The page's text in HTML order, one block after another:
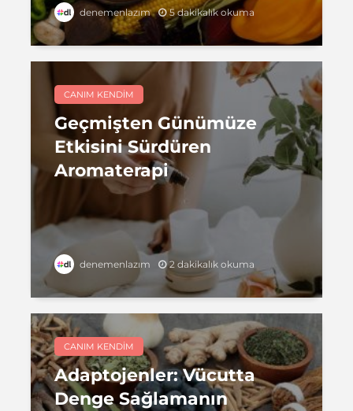
denemenlazım 5 dakikalık okuma
CANIM KENDIM
Geçmişten Günümüze
Etkisini Sürdüren
Aromaterapi
denemenlazım 2 dakikalık okuma
CANIM KENDIM
Adaptojenler: Vücutta
Denge Sağlamanın